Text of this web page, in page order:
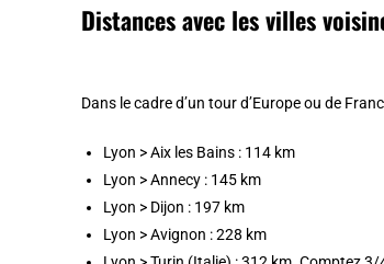
Distances avec les villes
Dans le cadre d’un tour d’Europe ou de
Lyon > Aix les Bains : 114 km
Lyon > Annecy : 145 km
Lyon > Dijon : 197 km
Lyon > Avignon : 228 km